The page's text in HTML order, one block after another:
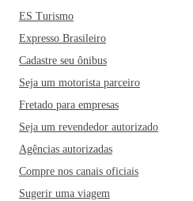
ES Turismo
Expresso Brasileiro
Cadastre seu ônibus
Seja um motorista parceiro
Fretado para empresas
Seja um revendedor autorizado
Agências autorizadas
Compre nos canais oficiais
Sugerir uma viagem